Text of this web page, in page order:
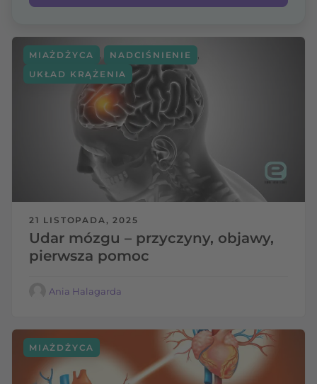
21 LISTOPADA, 2025
Udar mózgu – przyczyny, objawy,
pierwsza pomoc
MIAŻDŻYCA NADCIŚNIENIE
UKŁAD KRĄŻENIA
Ania Halagarda
MIAŻDŻYCA